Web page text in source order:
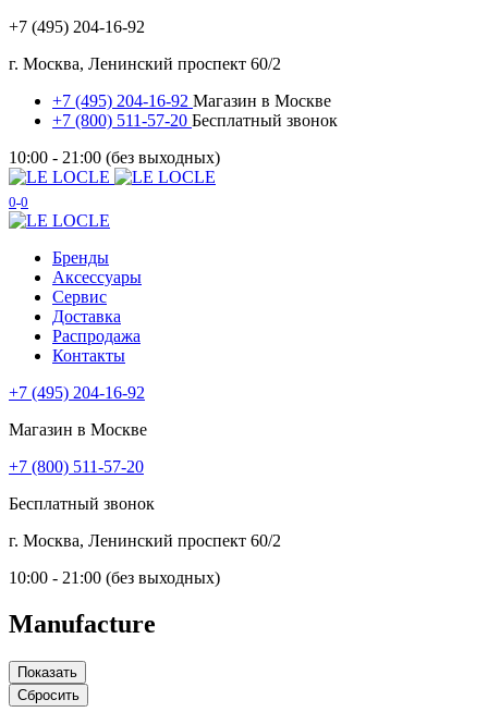
+7 (495) 204-16-92
г. Москва, Ленинский проспект 60/2
+7 (495) 204-16-92 Магазин в Москве
+7 (800) 511-57-20 Бесплатный звонок
10:00 - 21:00 (без выходных)
0 0
Бренды
Аксессуары
Сервис
Доставка
Распродажа
Контакты
+7 (495) 204-16-92
Магазин в Москве
+7 (800) 511-57-20
Бесплатный звонок
г. Москва, Ленинский проспект 60/2
10:00 - 21:00 (без выходных)
Manufacture